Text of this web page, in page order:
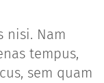
nisi. Nam
tempus,
sem quam